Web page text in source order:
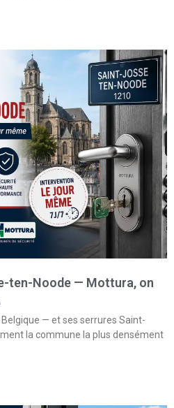
ten-Noode — Mottura, on
— et ses serrures Saint-
la commune la plus densément